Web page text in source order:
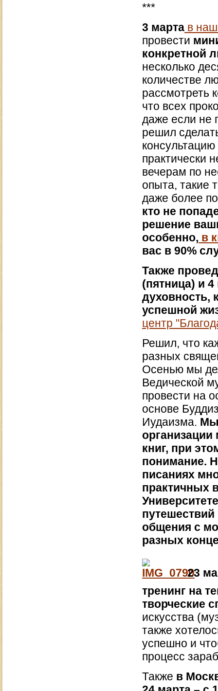
***
3 марта в
провести
конкретной
несколько
количестве
рассмотреть
что всех
даже если не
решил
практически
вечерам по
опыта, такие
даже более
кто не
решение
особенно, в
вас в 90%
Также
(пятница) и
духовность,
успешной
центр
Решил, что
разных
Осенью мы
Ведической
провести на
основе
Иудаизма. Мы
книг, при
понимание.
писаниях
практичных
общения с
разных
23
тренинг на
творческие
искусства
также
успешно и
процесс
Также в